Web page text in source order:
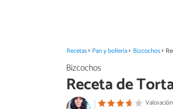
Recetas Pan y bollería Bizcochos
Bizcochos
Receta de